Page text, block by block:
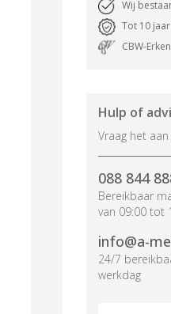
Wij
Tot 10
CBW-
Hulp of
Vraag het
088 844
Bereikbaar
van 09:00 tot
info@a-
24/7
werkdag